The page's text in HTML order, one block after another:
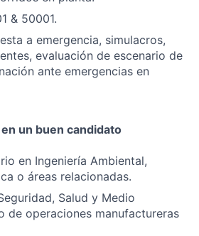
& 50001.
a emergencia, simulacros,
evaluación de escenario de
ante emergencias en
un buen candidato
en Ingeniería Ambiental,
o áreas relacionadas.
Salud y Medio
de operaciones manufactureras